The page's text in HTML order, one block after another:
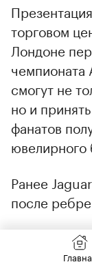
торговом
Лондоне
чемпионата
смогут не
но и
фанатов
ювелирного
Ранее Jaguar
после
Читайте